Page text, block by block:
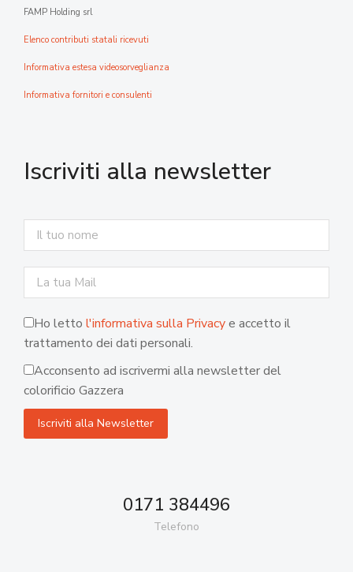
FAMP Holding srl
Elenco contributi statali ricevuti
Informativa estesa videosorveglianza
Informativa fornitori e consulenti
Iscriviti alla newsletter
Ho letto l'informativa sulla Privacye accetto il
trattamento dei dati personali.
Acconsento ad iscrivermi alla newsletter del
colorificio Gazzera
0171 384496
Telefono